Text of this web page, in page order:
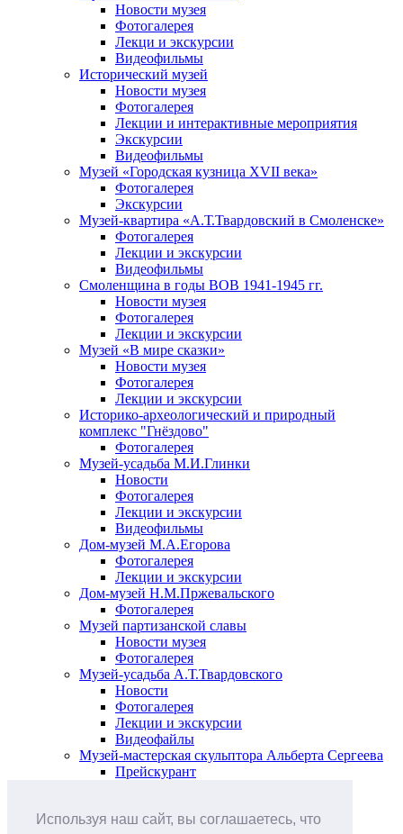
Используя наш сайт, вы соглашаетесь, что
Новости музея
Фотогалерея
Лекци и экскурсии
Видеофильмы
Исторический музей
Новости музея
Фотогалерея
Лекции и интерактивные мероприятия
Экскурсии
Видеофильмы
Музей «Городская кузница XVII века»
Фотогалерея
Экскурсии
Музей-квартира «А.Т.Твардовский в Смоленске»
Фотогалерея
Лекции и экскурсии
Видеофильмы
Смоленщина в годы ВОВ 1941-1945 гг.
Новости музея
Фотогалерея
Лекции и экскурсии
Музей «В мире сказки»
Новости музея
Фотогалерея
Лекции и экскурсии
Историко-археологический и природный
комплекс "Гнёздово"
Фотогалерея
Музей-усадьба М.И.Глинки
Новости
Фотогалерея
Лекции и экскурсии
Видеофильмы
Дом-музей М.А.Егорова
Фотогалерея
Лекции и экскурсии
Дом-музей Н.М.Пржевальского
Фотогалерея
Музей партизанской славы
Новости музея
Фотогалерея
Музей-усадьба А.Т.Твардовского
Новости
Фотогалерея
Лекции и экскурсии
Видеофайлы
Музей-мастерская скульптора Альберта Сергеева
Прейскурант
Анонс мероприятий